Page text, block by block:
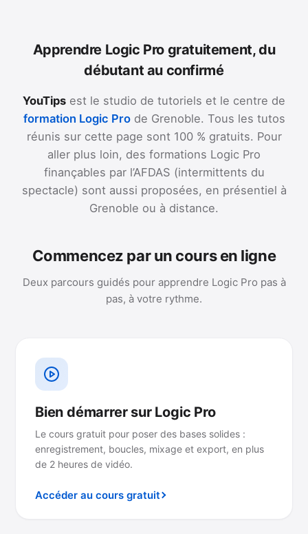
Apprendre Logic Pro gratuitement, du
débutant au confirmé
YouTips est le studio de tutoriels et le centre de
formation Logic Prode Grenoble. Tous les tutos
réunis sur cette page sont 100 % gratuits. Pour
aller plus loin, des formations Logic Pro
finançables par l’AFDAS (intermittents du
spectacle) sont aussi proposées, en présentiel à
Grenoble ou à distance.
Commencez par un cours en ligne
Deux parcours guidés pour apprendre Logic Pro pas à
pas, à votre rythme.
Bien démarrer sur Logic Pro
Le cours gratuit pour poser des bases solides :
enregistrement, boucles, mixage et export, en plus
de 2 heures de vidéo.
Accéder au cours gratuit